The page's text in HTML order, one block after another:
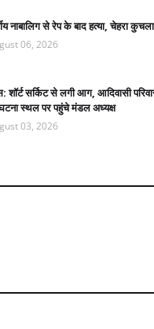
नाबालिग से रेप के बाद हत्या, चेहरा
06, 2026
शॉर्ट सर्किट से लगी आग, आदिवासी
स्थल पर पहुंचे मंडल अध्यक्ष
03, 2026